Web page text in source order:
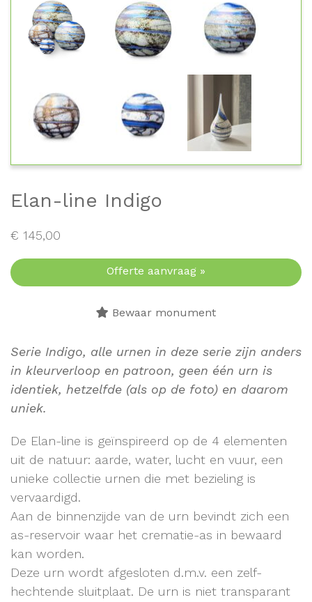
Elan-line Indigo
€ 145,00
Offerte aanvraag »
Bewaar monument
Serie Indigo, alle urnen in deze serie zijn anders
in kleurverloop en patroon, geen één urn is
identiek, hetzelfde (als op de foto) en daarom
uniek.
De Elan-line is geïnspireerd op de 4 elementen
uit de natuur: aarde, water, lucht en vuur, een
unieke collectie urnen die met bezieling is
vervaardigd.
Aan de binnenzijde van de urn bevindt zich een
as-reservoir waar het crematie-as in bewaard
kan worden.
Deze urn wordt afgesloten d.m.v. een zelf-
hechtende sluitplaat. De urn is niet transparant